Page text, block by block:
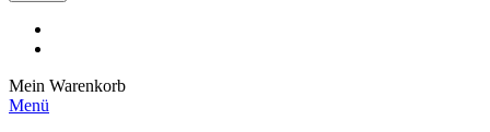
Mein Warenkorb
Menü